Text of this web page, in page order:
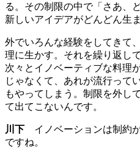
る。その制限の中で「さあ、
新しいアイデアがどんどん生
外でいろんな経験をしてきて
理に生かす。それを繰り返し
次々とイノベーティブな料理
じゃなくて、あれが流行って
もやってしまう。制限を外し
て出てこないんです。
川下 イノベーションは制約
ですね。